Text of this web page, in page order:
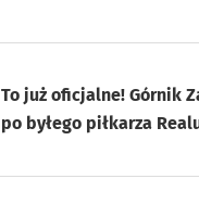
To już oficjalne! Górnik
po byłego piłkarza